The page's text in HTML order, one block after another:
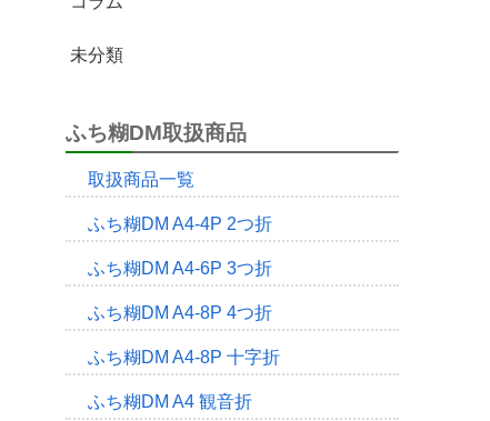
未分類
ふち糊DM取扱商品
取扱商品一覧
ふち糊DM A4-4P 2つ折
ふち糊DM A4-6P 3つ折
ふち糊DM A4-8P 4つ折
ふち糊DM A4-8P 十字折
ふち糊DM A4 観音折